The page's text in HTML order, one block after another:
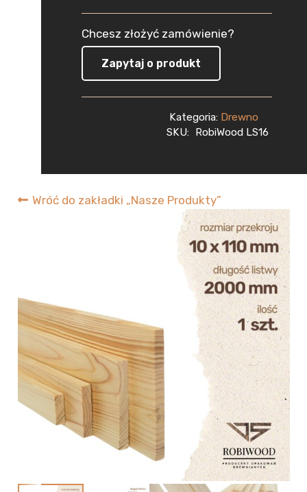
Wróć do zakładki „Nasze Produkty”
Strugana
10x110x2000
Deska
Chcesz złożyć zamówienie?
Zapytaj o produkt
Kategoria: Drewno
SKU: RobiWood LS16